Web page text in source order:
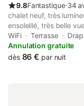
9.8Fantastique⋅34
chalet neuf, très
ensoleillé, très belle
à proximité de la
étoiles, tout confort.
comme en été pour les
WiFi Terrasse
Annulation gratuite
dès 86 € par nuit